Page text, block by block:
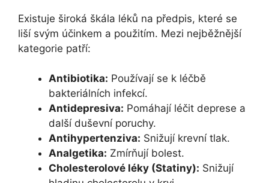
Existuje široká škála léků na předpis, které se
liší svým účinkem a použitím. Mezi nejběžnější
kategorie patří:
Antibiotika: Používají se k léčbě
bakteriálních infekcí.
Antidepresiva: Pomáhají léčit deprese a
další duševní poruchy.
Antihypertenziva: Snižují krevní tlak.
Analgetika: Zmírňují bolest.
Cholesterolové léky (Statiny): Snižují